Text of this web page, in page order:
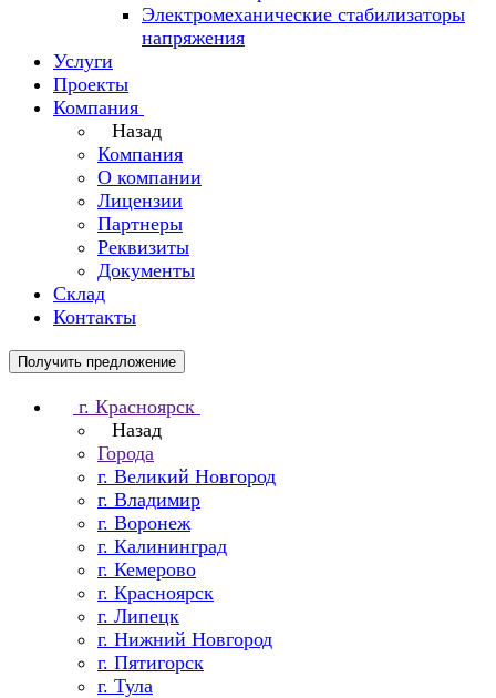
Электромеханические стабилизаторы
напряжения
Услуги
Проекты
Компания
Назад
Компания
О компании
Лицензии
Партнеры
Реквизиты
Документы
Склад
Контакты
Получить предложение
г. Красноярск
Назад
Города
г. Великий Новгород
г. Владимир
г. Воронеж
г. Калининград
г. Кемерово
г. Красноярск
г. Липецк
г. Нижний Новгород
г. Пятигорск
г. Тула